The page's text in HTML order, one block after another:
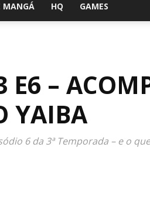
MANGÁ HQ GAMES
E6 –
YAIBA
6 da 3ª Temporada – e o